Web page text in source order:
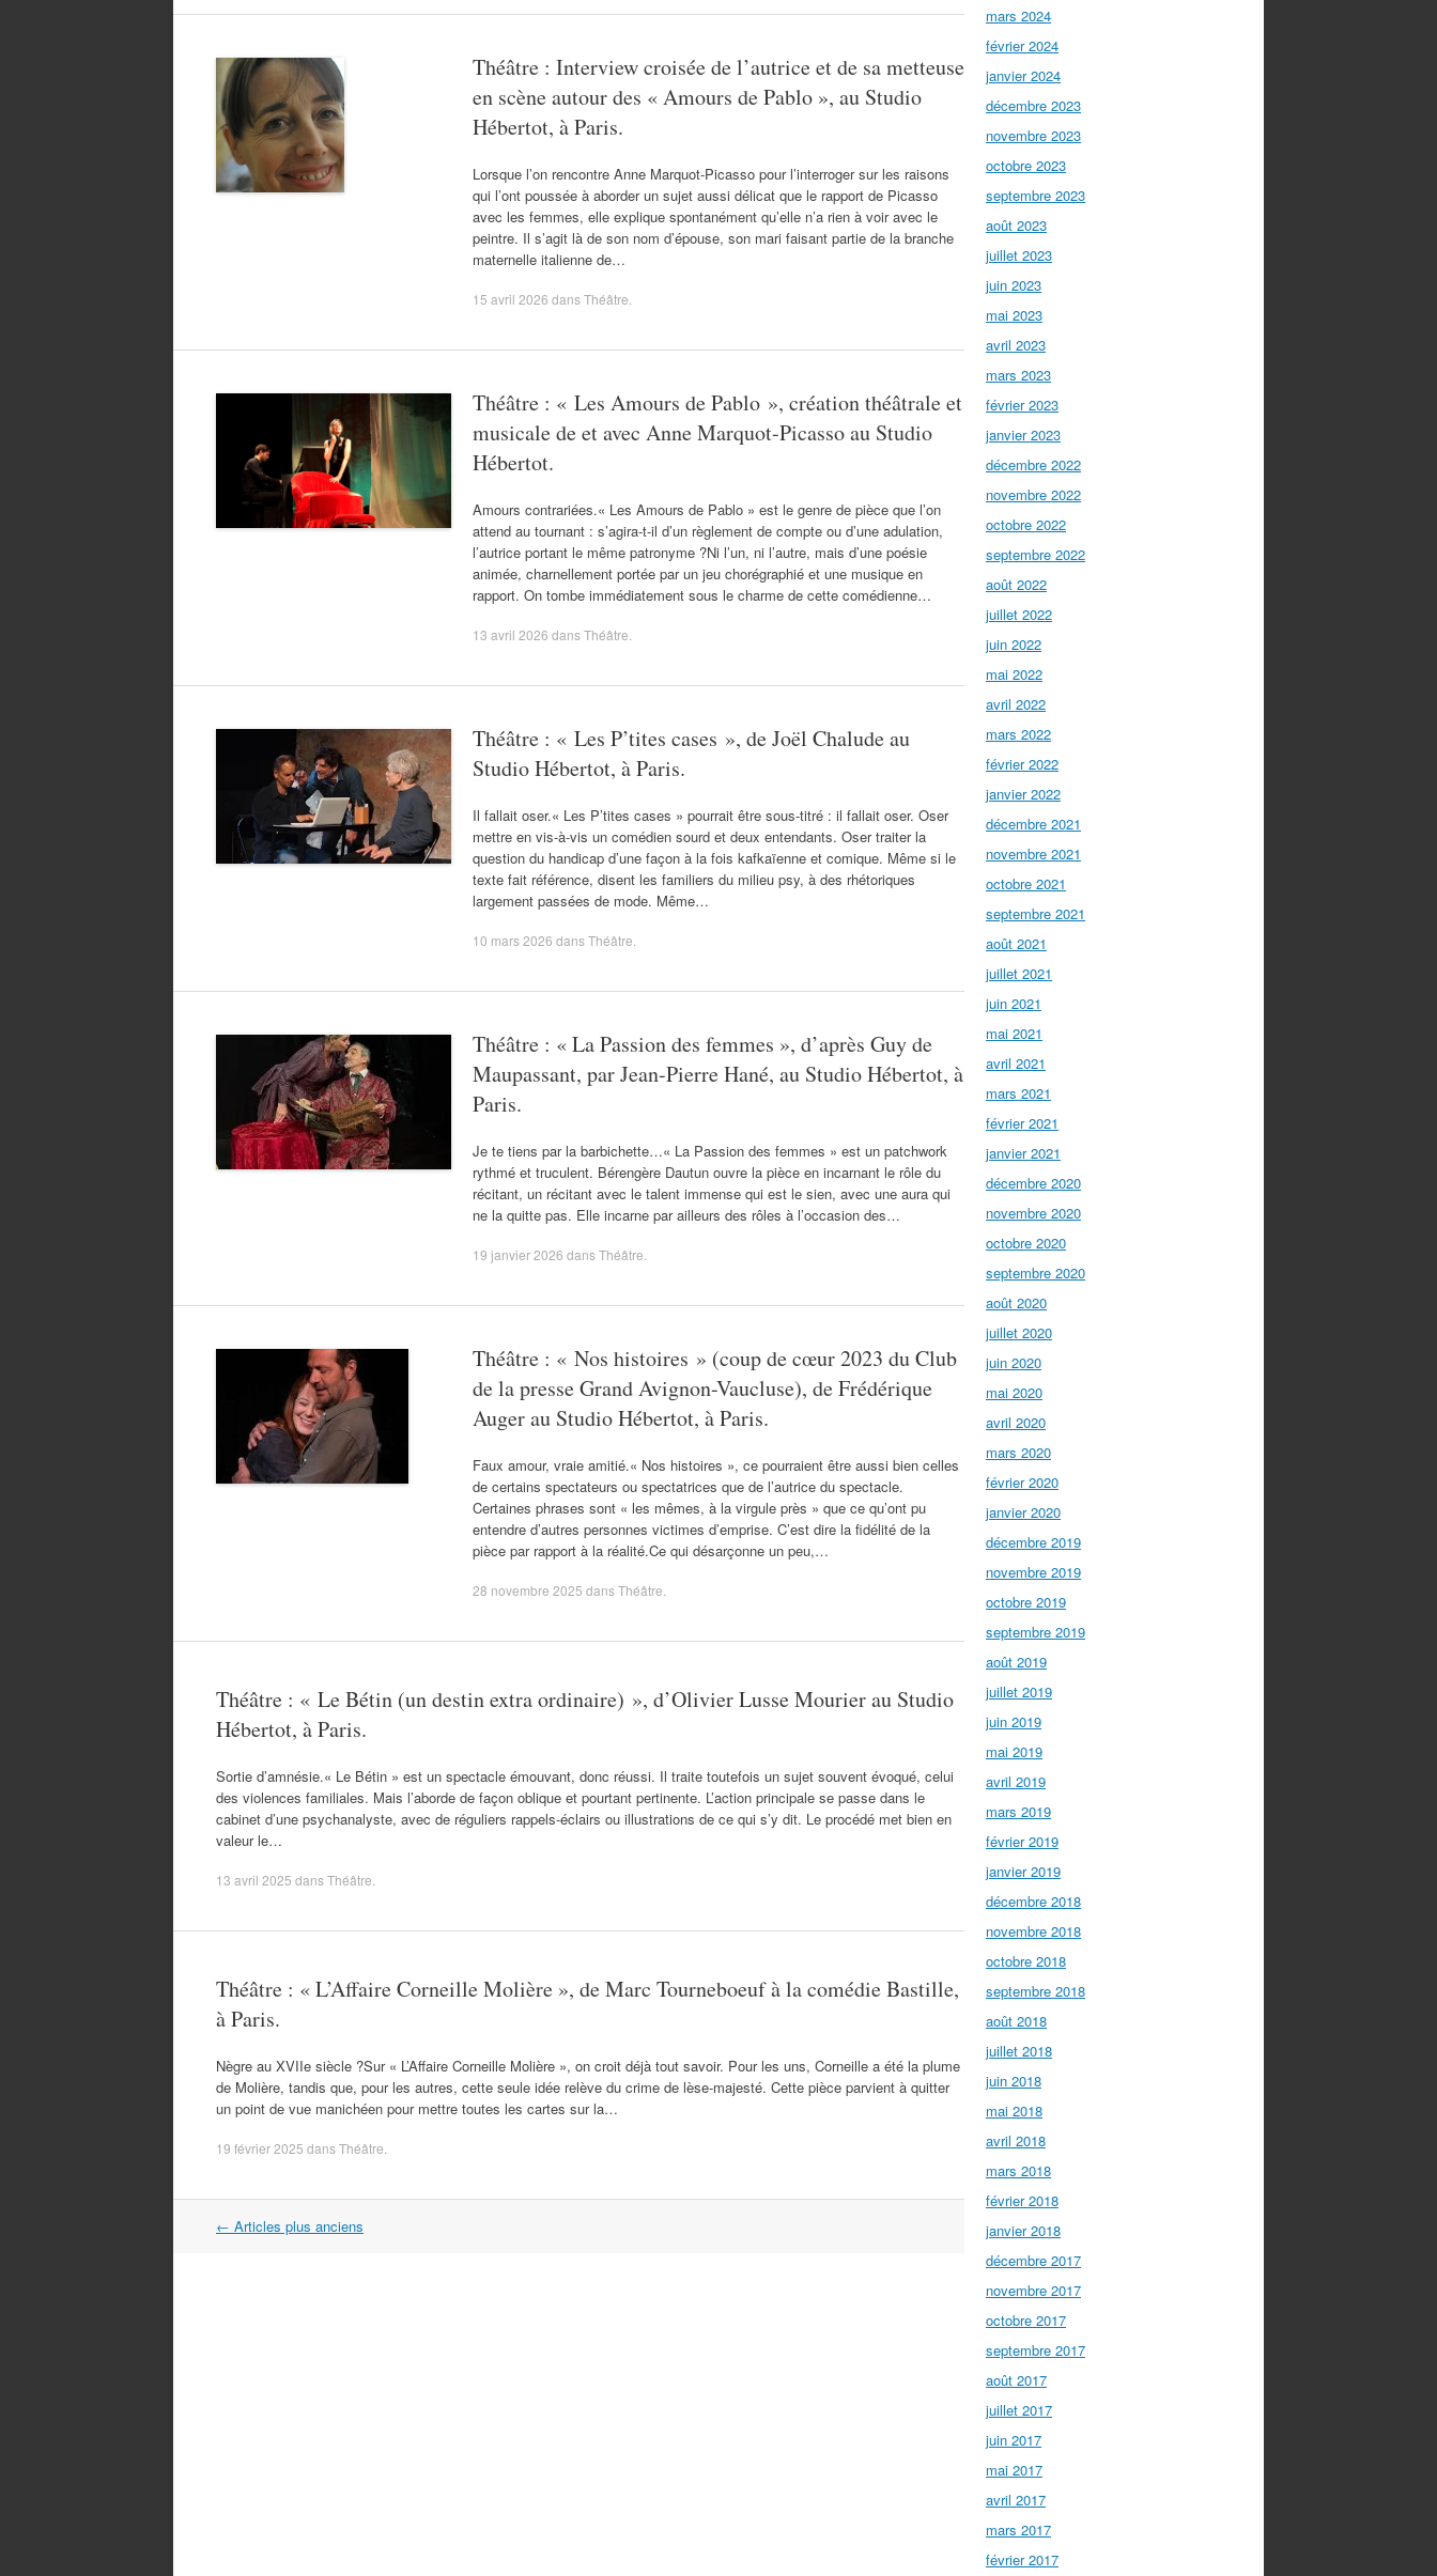
Théâtre : Interview croisée de l’autrice et de sa metteuse
en scène autour des « Amours de Pablo », au Studio
Hébertot, à Paris.
Lorsque l’on rencontre Anne Marquot-Picasso pour l’interroger sur les raisons
qui l’ont poussée à aborder un sujet aussi délicat que le rapport de Picasso
avec les femmes, elle explique spontanément qu’elle n’a rien à voir avec le
peintre. Il s’agit là de son nom d’épouse, son mari faisant partie de la branche
maternelle italienne de…
15 avril 2026 dansThéâtre
Théâtre : « Les Amours de Pablo », création théâtrale et
musicale de et avec Anne Marquot-Picasso au Studio
Hébertot.
Amours contrariées.« Les Amours de Pablo » est le genre de pièce que l’on
attend au tournant : s’agira-t-il d’un règlement de compte ou d’une adulation,
l’autrice portant le même patronyme ?Ni l’un, ni l’autre, mais d’une poésie
animée, charnellement portée par un jeu chorégraphié et une musique en
rapport. On tombe immédiatement sous le charme de cette comédienne…
13 avril 2026 dansThéâtre
Théâtre : « Les P’tites cases », de Joël Chalude au
Studio Hébertot, à Paris.
Il fallait oser.« Les P’tites cases » pourrait être sous-titré : il fallait oser. Oser
mettre en vis-à-vis un comédien sourd et deux entendants. Oser traiter la
question du handicap d’une façon à la fois kafkaïenne et comique. Même si le
texte fait référence, disent les familiers du milieu psy, à des rhétoriques
largement passées de mode. Même…
10 mars 2026 dansThéâtre
Théâtre : « La Passion des femmes », d’après Guy de
Maupassant, par Jean-Pierre Hané, au Studio Hébertot, à
Paris.
Je te tiens par la barbichette…« La Passion des femmes » est un patchwork
rythmé et truculent. Bérengère Dautun ouvre la pièce en incarnant le rôle du
récitant, un récitant avec le talent immense qui est le sien, avec une aura qui
ne la quitte pas. Elle incarne par ailleurs des rôles à l’occasion des…
19 janvier 2026 dansThéâtre
Théâtre : « Nos histoires » (coup de cœur 2023 du Club
de la presse Grand Avignon-Vaucluse), de Frédérique
Auger au Studio Hébertot, à Paris.
Faux amour, vraie amitié.« Nos histoires », ce pourraient être aussi bien celles
de certains spectateurs ou spectatrices que de l’autrice du spectacle.
Certaines phrases sont « les mêmes, à la virgule près » que ce qu’ont pu
entendre d’autres personnes victimes d’emprise. C’est dire la fidélité de la
pièce par rapport à la réalité.Ce qui désarçonne un peu,…
28 novembre 2025 dansThéâtre
Théâtre : « Le Bétin (un destin extra ordinaire) », d’Olivier Lusse Mourier au Studio
Hébertot, à Paris.
Sortie d’amnésie.« Le Bétin » est un spectacle émouvant, donc réussi. Il traite toutefois un sujet souvent évoqué, celui
des violences familiales. Mais l’aborde de façon oblique et pourtant pertinente. L’action principale se passe dans le
cabinet d’une psychanalyste, avec de réguliers rappels-éclairs ou illustrations de ce qui s’y dit. Le procédé met bien en
valeur le…
13 avril 2025 dansThéâtre
Théâtre : « L’Affaire Corneille Molière », de Marc Tourneboeuf à la comédie Bastille,
à Paris.
Nègre au XVIIe siècle ?Sur « L’Affaire Corneille Molière », on croit déjà tout savoir. Pour les uns, Corneille a été la plume
de Molière, tandis que, pour les autres, cette seule idée relève du crime de lèse-majesté. Cette pièce parvient à quitter
un point de vue manichéen pour mettre toutes les cartes sur la…
19 février 2025 dansThéâtre
Navigation
← Articles plus anciens
mars 2024
février 2024
janvier 2024
décembre 2023
novembre 2023
octobre 2023
septembre 2023
août 2023
juillet 2023
juin 2023
mai 2023
avril 2023
mars 2023
février 2023
janvier 2023
décembre 2022
novembre 2022
octobre 2022
septembre 2022
août 2022
juillet 2022
juin 2022
mai 2022
avril 2022
mars 2022
février 2022
janvier 2022
décembre 2021
novembre 2021
octobre 2021
septembre 2021
août 2021
juillet 2021
juin 2021
mai 2021
avril 2021
mars 2021
février 2021
janvier 2021
décembre 2020
novembre 2020
octobre 2020
septembre 2020
août 2020
juillet 2020
juin 2020
mai 2020
avril 2020
mars 2020
février 2020
janvier 2020
décembre 2019
novembre 2019
octobre 2019
septembre 2019
août 2019
juillet 2019
juin 2019
mai 2019
avril 2019
mars 2019
février 2019
janvier 2019
décembre 2018
novembre 2018
octobre 2018
septembre 2018
août 2018
juillet 2018
juin 2018
mai 2018
avril 2018
mars 2018
février 2018
janvier 2018
décembre 2017
novembre 2017
octobre 2017
septembre 2017
août 2017
juillet 2017
juin 2017
mai 2017
avril 2017
mars 2017
février 2017